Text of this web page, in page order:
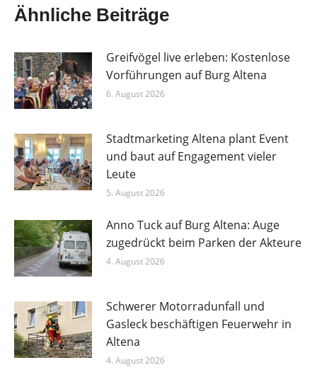
Ähnliche Beiträge
Greifvögel live erleben: Kostenlose
Vorführungen auf Burg Altena
6. August 2026
Stadtmarketing Altena plant Event
und baut auf Engagement vieler
Leute
5. August 2026
Anno Tuck auf Burg Altena: Auge
zugedrückt beim Parken der Akteure
4. August 2026
Schwerer Motorradunfall und
Gasleck beschäftigen Feuerwehr in
Altena
4. August 2026